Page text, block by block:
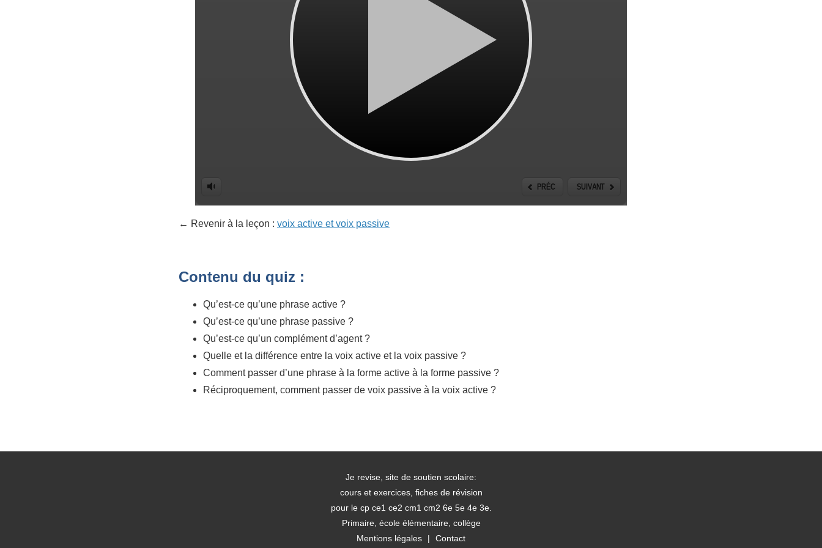
← Revenir à la leçon : voix active et voix passive
Contenu du quiz :
Qu’est-ce qu’une phrase active ?
Qu’est-ce qu’une phrase passive ?
Qu’est-ce qu’un complément d’agent ?
Quelle et la différence entre la voix active et la voix passive ?
Comment passer d’une phrase à la forme active à la forme passive ?
Réciproquement, comment passer de voix passive à la voix active ?
Je revise, site de soutien scolaire:
cours et exercices, fiches de révision
pour le cp ce1 ce2 cm1 cm2 6e 5e 4e 3e.
Primaire, école élémentaire, collège
Mentions légales
| Contact